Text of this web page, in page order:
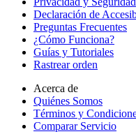
Declaración de
Preguntas Frecuentes
¿Cómo Funciona?
Guías y Tutoriales
Rastrear orden
Acerca de
Quiénes Somos
Términos y
Comparar Servicio